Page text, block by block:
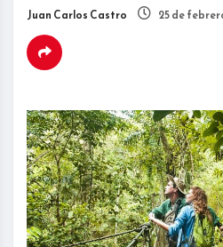
Juan Carlos Castro 25 de